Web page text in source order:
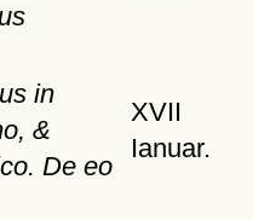
in
&
De eo
XVII
Ianuar.